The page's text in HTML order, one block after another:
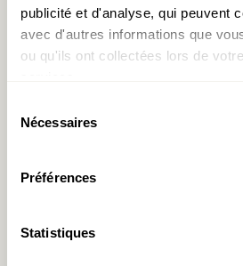
publicité et d'analyse, qui peuvent
avec d'autres informations que
ou qu'ils ont collectées lors de
Nécessaires
Préférences
Statistiques
© 2026 Fondation IDEA
Politique de protection